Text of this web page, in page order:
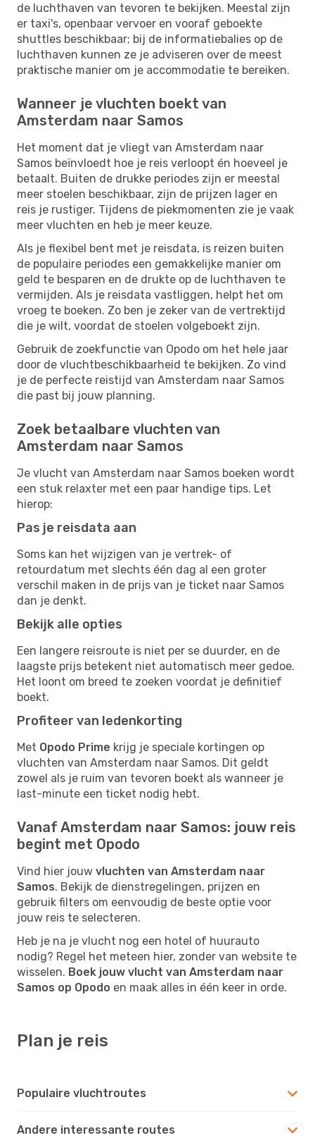
de luchthaven van tevoren te bekijken. Meestal zijn
er taxi's, openbaar vervoer en vooraf geboekte
shuttles beschikbaar; bij de informatiebalies op de
luchthaven kunnen ze je adviseren over de meest
praktische manier om je accommodatie te bereiken.
Wanneer je vluchten boekt van
Amsterdam naar Samos
Het moment dat je vliegt van Amsterdam naar
Samos beïnvloedt hoe je reis verloopt én hoeveel je
betaalt. Buiten de drukke periodes zijn er meestal
meer stoelen beschikbaar, zijn de prijzen lager en
reis je rustiger. Tijdens de piekmomenten zie je vaak
meer vluchten en heb je meer keuze.
Als je flexibel bent met je reisdata, is reizen buiten
de populaire periodes een gemakkelijke manier om
geld te besparen en de drukte op de luchthaven te
vermijden. Als je reisdata vastliggen, helpt het om
vroeg te boeken. Zo ben je zeker van de vertrektijd
die je wilt, voordat de stoelen volgeboekt zijn.
Gebruik de zoekfunctie van Opodo om het hele jaar
door de vluchtbeschikbaarheid te bekijken. Zo vind
je de perfecte reistijd van Amsterdam naar Samos
die past bij jouw planning.
Zoek betaalbare vluchten van
Amsterdam naar Samos
Je vlucht van Amsterdam naar Samos boeken wordt
een stuk relaxter met een paar handige tips. Let
hierop:
Pas je reisdata aan
Soms kan het wijzigen van je vertrek- of
retourdatum met slechts één dag al een groter
verschil maken in de prijs van je ticket naar Samos
dan je denkt.
Bekijk alle opties
Een langere reisroute is niet per se duurder, en de
laagste prijs betekent niet automatisch meer gedoe.
Het loont om breed te zoeken voordat je definitief
boekt.
Profiteer van ledenkorting
Met Opodo Prime krijg je speciale kortingen op
vluchten van Amsterdam naar Samos. Dit geldt
zowel als je ruim van tevoren boekt als wanneer je
last-minute een ticket nodig hebt.
Vanaf Amsterdam naar Samos: jouw reis
begint met Opodo
Vind hier jouw vluchten van Amsterdam naar
Samos. Bekijk de dienstregelingen, prijzen en
gebruik filters om eenvoudig de beste optie voor
jouw reis te selecteren.
Heb je na je vlucht nog een hotel of huurauto
nodig? Regel het meteen hier, zonder van website te
wisselen. Boek jouw vlucht van Amsterdam naar
Samos op Opodo en maak alles in één keer in orde.
Plan je reis
Populaire vluchtroutes
Andere interessante routes